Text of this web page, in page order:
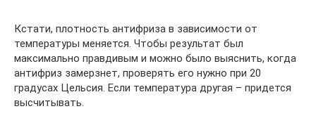
Кстати, плотность антифриза в зависимости от
температуры меняется. Чтобы результат был
максимально правдивым и можно было выяснить, когда
антифриз замерзнет, проверять его нужно при 20
градусах Цельсия. Если температура другая – придется
высчитывать.